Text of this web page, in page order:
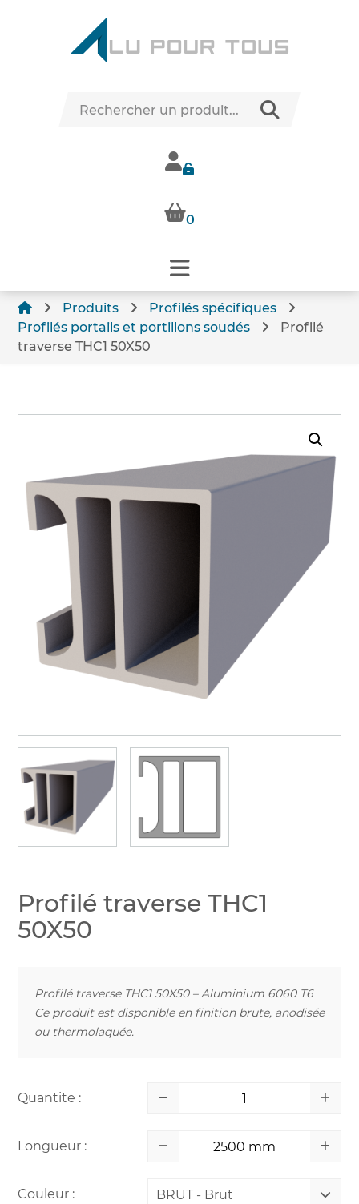
0
Produits
Profilés spécifiques
Profilés portails et portillons soudés
Profilé
traverse THC1 50X50
Profilé traverse THC1
50X50
Profilé traverse THC1 50X50 – Aluminium 6060 T6
Ce produit est disponible en finition brute, anodisée
ou thermolaquée.
Quantite :
Longueur :
Couleur : BRUT - Brut